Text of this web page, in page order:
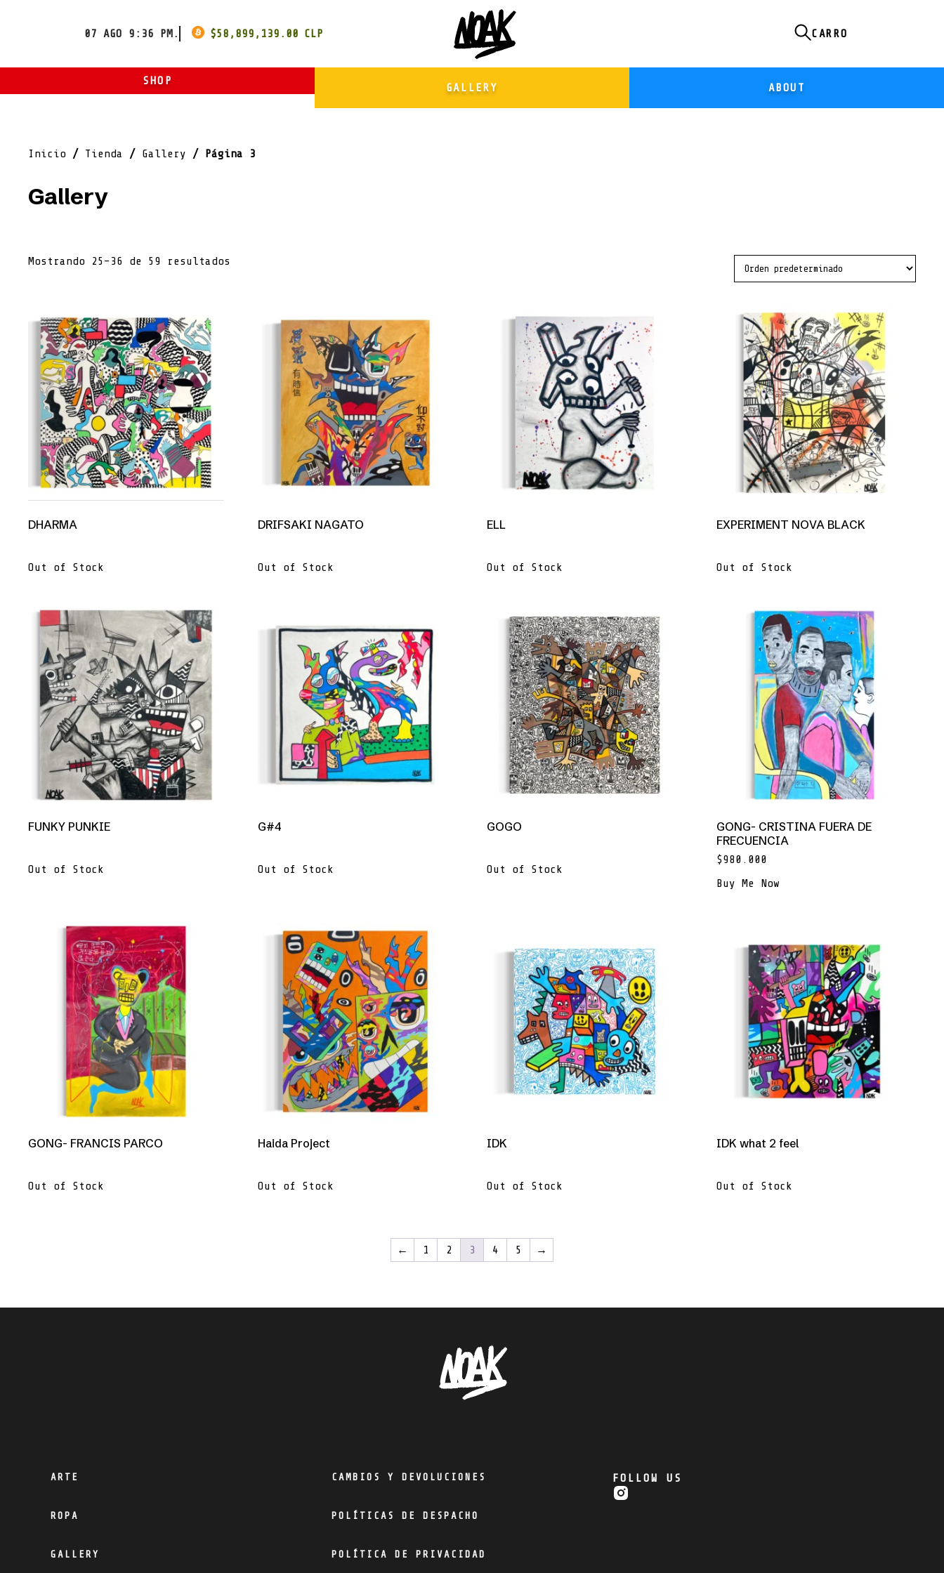
07 AGO 9:36 PM. $58,899,139.00
SHOP
OTROS
GALLERY ABOUT
Inicio / Tienda / Gallery / Página 3
Gallery
Mostrando 25–36 de 59 resultados
DHARMA
Out of Stock
DRIFSAKI NAGATO
Out of Stock
ELL
Out of Stock
EXPERIMENT NOVA BLACK
Out of Stock
FUNKY PUNKIE
Out of Stock
G#4
Out of Stock
GOGO
Out of Stock
GONG- CRISTINA FUERA DE
FRECUENCIA
$980.000
Buy Me Now
GONG- FRANCIS PARCO
Out of Stock
Haida Project
Out of Stock
IDK
Out of Stock
IDK what 2 feel
Out of Stock
← 1 2 3 4 5 →
ARTE
ROPA
GALLERY
CAMBIOS Y DEVOLUCIONES
POLÍTICAS DE DESPACHO
POLÍTICA DE PRIVACIDAD
FOLLOW US